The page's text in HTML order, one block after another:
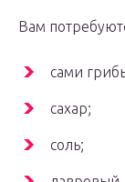
Вам
сами
сахар;
соль;